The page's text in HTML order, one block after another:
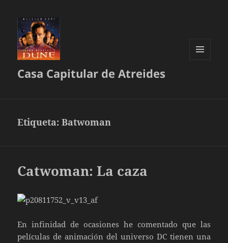
Casa Capitular de Atreides
Etiqueta:Batwoman
Catwoman: La caza
En infinidad de ocasiones he comentado que las
películas de animación del universo DC tienen una